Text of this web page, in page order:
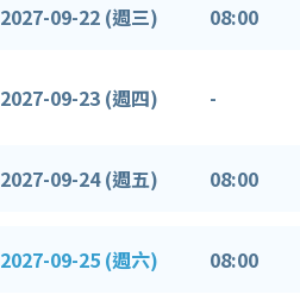
2027-09-22 (週三) 08:00
2027-09-23 (週四) -
2027-09-24 (週五) 08:00
2027-09-25 (週六) 08:00